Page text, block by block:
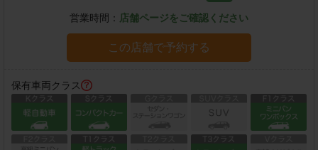
営業時間： 店舗ページをご確認ください
この店舗で予約する
保有車両クラス